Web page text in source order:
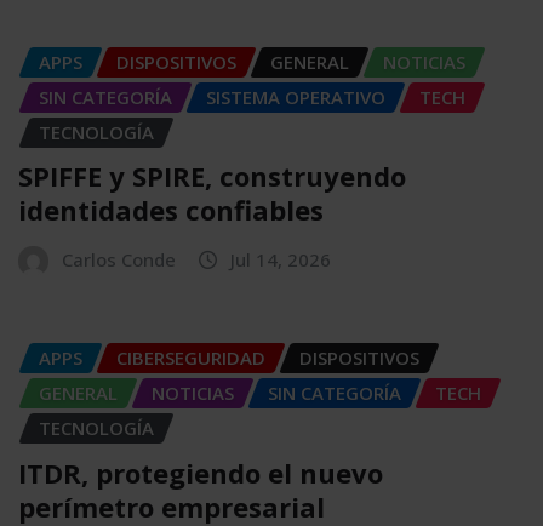
APPS DISPOSITIVOS GENERAL
NOTICIAS
SIN CATEGORÍA
SISTEMA OPERATIVO
TECH
TECNOLOGÍA
SPIFFE y SPIRE, construyendo
identidades confiables
Carlos Conde Jul 14, 2026
APPS CIBERSEGURIDAD
DISPOSITIVOS
GENERAL
NOTICIAS SIN CATEGORÍA
TECH
TECNOLOGÍA
ITDR, protegiendo el nuevo
perímetro empresarial